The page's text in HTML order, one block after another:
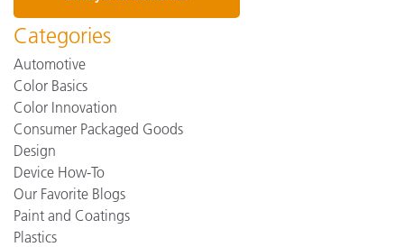
Categories
Automotive
Color Basics
Color Innovation
Consumer Packaged Goods
Design
Device How-To
Our Favorite Blogs
Paint and Coatings
Plastics